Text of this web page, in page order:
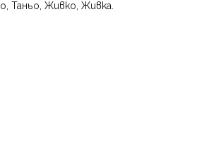
Таньо, Живко, Живка.